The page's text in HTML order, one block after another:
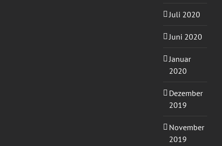
Juli 2020
Juni 2020
Januar
2020
Dezember
2019
November
2019